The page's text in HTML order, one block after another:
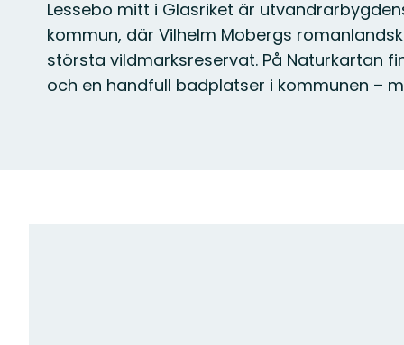
Lessebo mitt i Glasriket är
kommun, där Vilhelm Mobergs
största vildmarksreservat. På Naturkartan
och en handfull badplatser i kommunen –